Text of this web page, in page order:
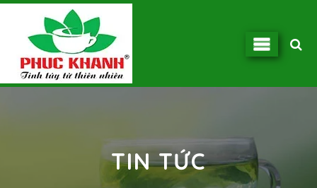
TIN TỨC